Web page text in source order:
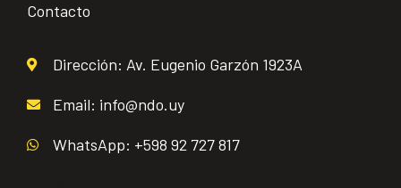
Contacto
Dirección: Av. Eugenio Garzón 1923A
Email: info@ndo.uy
WhatsApp: +598 92 727 817